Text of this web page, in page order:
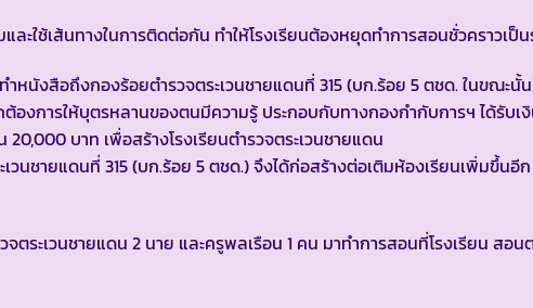
ใช้เส้นทางในการติดต่อกัน ทำให้โรงเรียนต้องหยุดทำการสอนชั่วคราวเป็น
หนังสือถึงกองร้อยตำรวจตระเวนชายแดนที่ 315 (บก.ร้อย 5 ตชด. ในขณะนั้
ต้องการให้บุตรหลานของตนมีความรู้ ประกอบกับทางกองกำกับการฯ ได้รับเ
บาท เพื่อสร้างโรงเรียนตำรวจตระเวนชายแดน
นชายแดนที่ 315 (บก.ร้อย 5 ตชด.) จึงได้ก่อสร้างต่อเติมห้องเรียนเพิ่มขึ้นอี
ตระเวนชายแดน 2 นาย และครูพลเรือน 1 คน มาทำการสอนที่โรงเรียน สอ